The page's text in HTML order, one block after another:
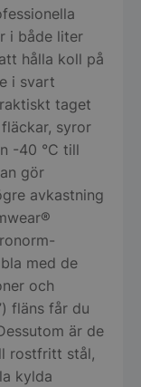
i både liter
hålla koll på
i svart
taget
syror
-40 °C till
gör
avkastning
med de
och
fläns får du
är de
rostfritt stål,
kylda